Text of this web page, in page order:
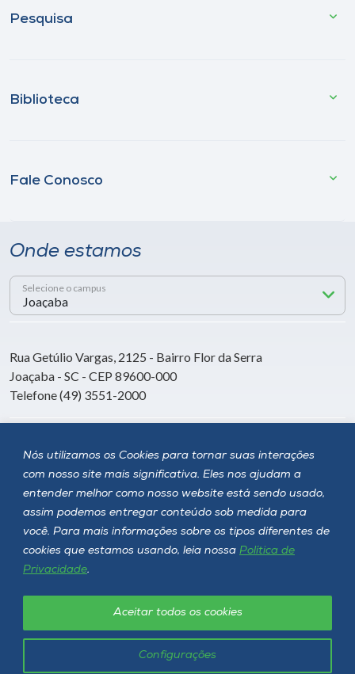
Nós utilizamos os Cookies para tornar suas interações
com nosso site mais significativa. Eles nos ajudam a
entender melhor como nosso website está sendo usado,
assim podemos entregar conteúdo sob medida para
você. Para mais informações sobre os tipos diferentes de
cookies que estamos usando, leia nossa Política de
Privacidade.
Configurações
Aceitar todos os cookies
Pesquisa
Biblioteca
Fale Conosco
Onde estamos
Selecione o campus
Rua Getúlio Vargas, 2125 - Bairro Flor da Serra
Joaçaba - SC - CEP 89600-000
Telefone (49) 3551-2000
Siga a Unoesc
Unoesc © 2026 - Todos os direitos reservados
Política de privacidade LGPD